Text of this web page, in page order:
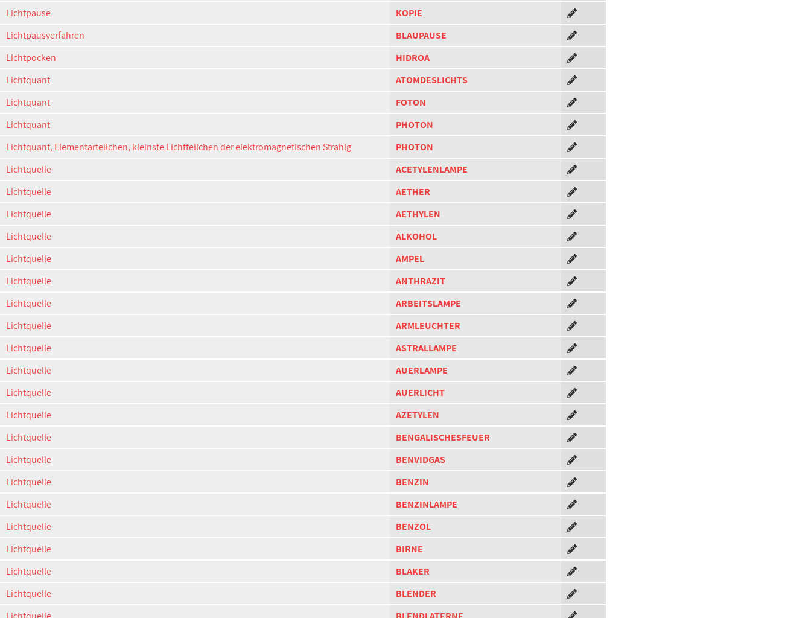
Lichtpause
KOPIE
Lichtpausverfahren
BLAUPAUSE
Lichtpocken
HIDROA
Lichtquant
ATOMDESLICHTS
Lichtquant
FOTON
Lichtquant
PHOTON
Lichtquant, Elementarteilchen, kleinste Lichtteilchen der elektromagnetischen Strahlg
PHOTON
Lichtquelle
ACETYLENLAMPE
Lichtquelle
AETHER
Lichtquelle
AETHYLEN
Lichtquelle
ALKOHOL
Lichtquelle
AMPEL
Lichtquelle
ANTHRAZIT
Lichtquelle
ARBEITSLAMPE
Lichtquelle
ARMLEUCHTER
Lichtquelle
ASTRALLAMPE
Lichtquelle
AUERLAMPE
Lichtquelle
AUERLICHT
Lichtquelle
AZETYLEN
Lichtquelle
BENGALISCHESFEUER
Lichtquelle
BENVIDGAS
Lichtquelle
BENZIN
Lichtquelle
BENZINLAMPE
Lichtquelle
BENZOL
Lichtquelle
BIRNE
Lichtquelle
BLAKER
Lichtquelle
BLENDER